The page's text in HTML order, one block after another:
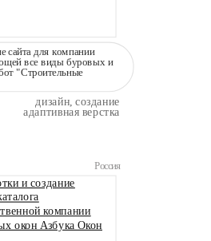
сайта для компании
все виды буровых и
"Строительные
дизайн, создание
адаптивная верстка
Россия